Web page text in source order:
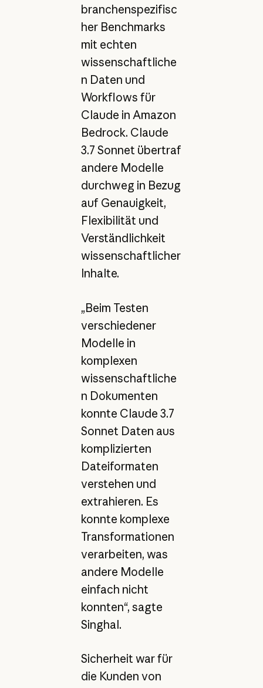
branchenspezifisc
her Benchmarks
mit echten
wissenschaftliche
n Daten und
Workflows für
Claude in Amazon
Bedrock. Claude
3.7 Sonnet übertraf
andere Modelle
durchweg in Bezug
auf Genauigkeit,
Flexibilität und
Verständlichkeit
wissenschaftlicher
Inhalte.
„Beim Testen
verschiedener
Modelle in
komplexen
wissenschaftliche
n Dokumenten
konnte Claude 3.7
Sonnet Daten aus
komplizierten
Dateiformaten
verstehen und
extrahieren. Es
konnte komplexe
Transformationen
verarbeiten, was
andere Modelle
einfach nicht
konnten“, sagte
Singhal.
Sicherheit war für
die Kunden von